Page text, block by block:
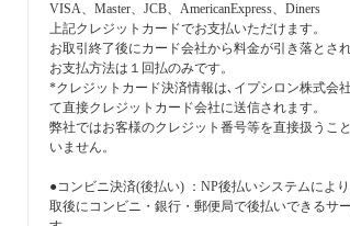
VISA、Master、JCB、AmericanExpress、Diners
上記クレジットカードでお支払いただけます。
お取引終了後にカード会社から料金が引き落とされ
お支払方法は１回払のみです。
*クレジットカード決済情報は､イプシロン株式会
て直接クレジットカード会社に送信されます。
弊社ではお客様のクレジット番号等を直接扱うこ
いません。
●コンビニ決済(後払い) ：NP後払いシステムによ
取後にコンビニ・銀行・郵便局で後払いできるサ